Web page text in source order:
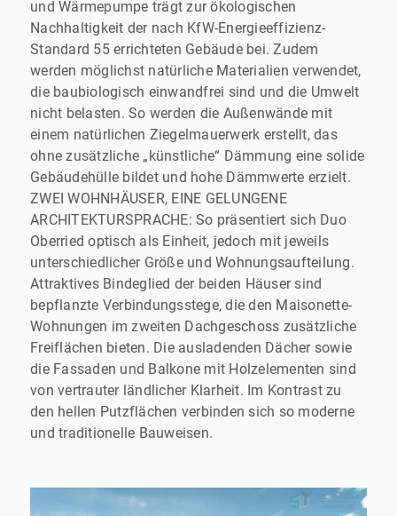
und Wärmepumpe trägt zur ökologischen
Nachhaltigkeit der nach KfW-Energieeffizienz-
Standard 55 errichteten Gebäude bei. Zudem
werden möglichst natürliche Materialien verwendet,
die baubiologisch einwandfrei sind und die Umwelt
nicht belasten. So werden die Außenwände mit
einem natürlichen Ziegelmauerwerk erstellt, das
ohne zusätzliche „künstliche“ Dämmung eine solide
Gebäudehülle bildet und hohe Dämmwerte erzielt.
ZWEI WOHNHÄUSER, EINE GELUNGENE
ARCHITEKTURSPRACHE: So präsentiert sich Duo
Oberried optisch als Einheit, jedoch mit jeweils
unterschiedlicher Größe und Wohnungsaufteilung.
Attraktives Bindeglied der beiden Häuser sind
bepflanzte Verbindungsstege, die den Maisonette-
Wohnungen im zweiten Dachgeschoss zusätzliche
Freiflächen bieten. Die ausladenden Dächer sowie
die Fassaden und Balkone mit Holzelementen sind
von vertrauter ländlicher Klarheit. Im Kontrast zu
den hellen Putzflächen verbinden sich so moderne
und traditionelle Bauweisen.